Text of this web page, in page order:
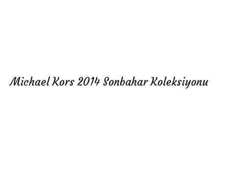
Michael Kors 2014 Sonbahar Koleksiyonu